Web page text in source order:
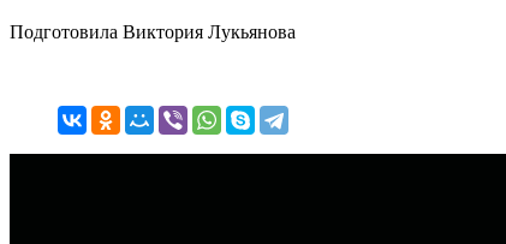
Подготовила Виктория Лукьянова